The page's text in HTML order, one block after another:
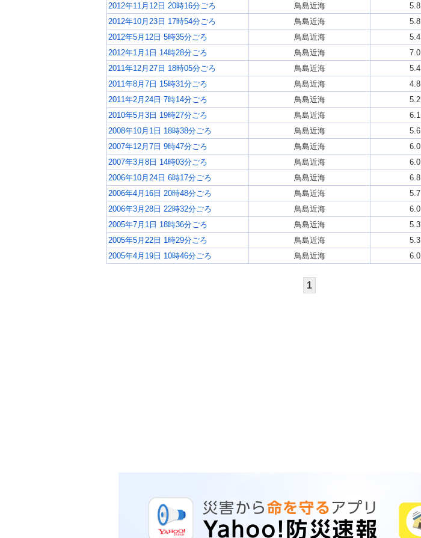
2012年11月12日 20時16分ごろ
鳥島近海 5.8
2012年10月23日 17時54分ごろ
鳥島近海 5.8
2012年5月12日 5時35分ごろ
鳥島近海 5.4
2012年1月1日 14時28分ごろ
鳥島近海 7.0
2011年12月27日 18時05分ごろ
鳥島近海 5.4
2011年8月7日 15時31分ごろ
鳥島近海 4.8
2011年2月24日 7時14分ごろ
鳥島近海 5.2
2010年5月3日 19時27分ごろ
鳥島近海 6.1
2008年10月1日 18時38分ごろ
鳥島近海 5.6
2007年12月7日 9時47分ごろ
鳥島近海 6.0
2007年3月8日 14時03分ごろ
鳥島近海 6.0
2006年10月24日 6時17分ごろ
鳥島近海 6.8
2006年4月16日 20時48分ごろ
鳥島近海 5.7
2006年3月28日 22時32分ごろ
鳥島近海 6.0
2005年7月1日 18時36分ごろ
鳥島近海 5.3
2005年5月22日 1時29分ごろ
鳥島近海 5.3
2005年4月19日 10時46分ごろ
鳥島近海 6.0
1